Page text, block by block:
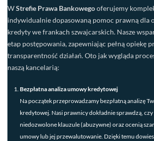
WStrefie Prawa Bankowegooferujemy
indywidualnie dopasowaną pomoc prawną dla
kredyty we frankach szwajcarskich. Nasze
etap postępowania, zapewniając pełną opiekę
transparentność działań. Oto jak wygląda
naszą kancelarią:
Bezpłatna analiza umowy kredytowej
Na początek przeprowadzamy bezpłatną analizę
kredytowej. Nasi prawnicy dokładnie sprawdzą,
niedozwolone klauzule (abuzywne) oraz ocenią
umowy lub jej przewalutowanie. Dzięki temu